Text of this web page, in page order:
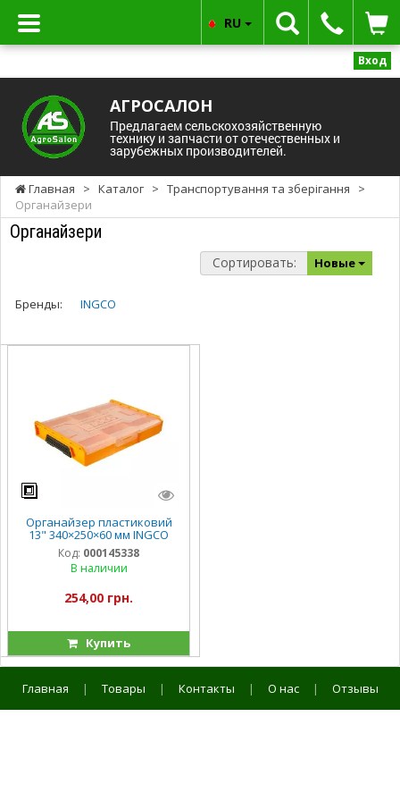
Вход
АГРОСАЛОН
Предлагаем сельскохозяйственную
технику и запчасти от отечественных и
зарубежных производителей.
RU
Главная > Каталог > Транспортування та зберігання
>
Органайзери
Органайзери
Сортировать: Новые
Бренды: INGCO
Органайзер пластиковий
13" 340×250×60 мм INGCO
Код: 000145338
В наличии
254,00 грн.
Купить
Главная | Товары | Контакты | О нас | Отзывы